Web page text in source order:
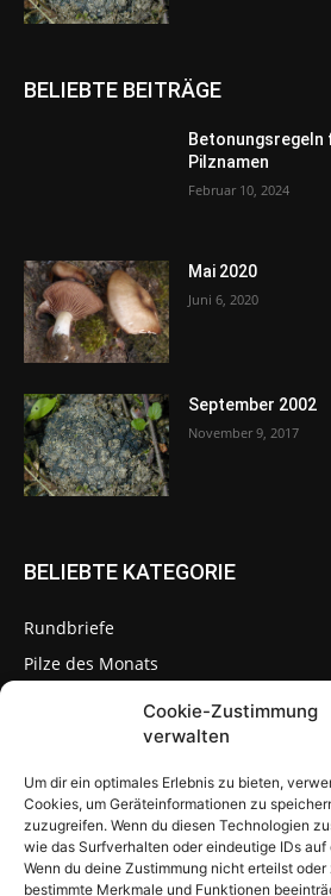
Cookie-Zustimmung
verwalten
Um dir ein optimales Erlebnis zu bieten,
Cookies, um Geräteinformationen zu
zuzugreifen. Wenn du diesen Technologien
wie das Surfverhalten oder eindeutige IDs
Wenn du deine Zustimmung nicht erteilst
bestimmte Merkmale und Funktionen
BELIEBTE BEITRÄGE
Pilznamen
Februar 10, 2024
Mai 2020
Juni 6, 2020
September 2002
November 9, 2017
BELIEBTE KATEGORIE
Rundbriefe
Pilze des Monats